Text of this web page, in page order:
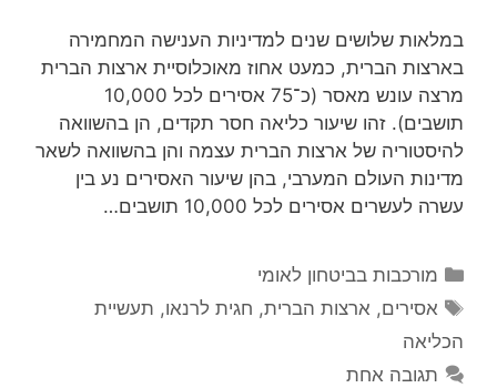
במלאות שלושים שנים למדיניות הענישה המחמירה
בארצות הברית, כמעט אחוז מאוכלוסיית ארצות הברית
מרצה עונש מאסר (כ־75 אסירים לכל 10,000
תושבים). זהו שיעור כליאה חסר תקדים, הן בהשוואה
להיסטוריה של ארצות הברית עצמה והן בהשוואה לשאר
מדינות העולם המערבי, בהן שיעור האסירים נע בין
עשרה לעשרים אסירים לכל 10,000 תושבים…
קטגוריות
מורכבות בביטחון לאומי
תגיות
אסירים, ארצות הברית, חגית לרנאו, תעשיית
הכליאה
תגובה אחת